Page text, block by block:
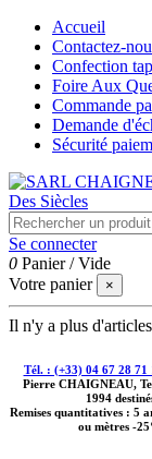
Accueil
Contactez-
Confection
Foire Aux
Commande
Demande
Sécurité
Se connecter
0 Panier /Vide
Votre panier
×
Il n'y a plus
Tél. : (+33) 04 67 28 71
Pierre CHAIGNEAU,
1994
Remises quantitatives : 5
ou mètres -